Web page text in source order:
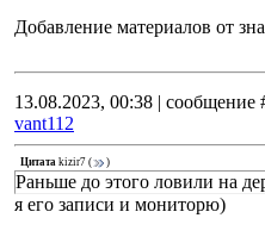
Добавление материалов от
13.08.2023, 00:38 | сообщение
vant112
Цитата kizir7 ( )
Раньше до этого ловили на
я его записи и мониторю)